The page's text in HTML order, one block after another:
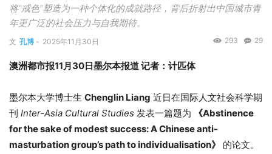
将“戒色”塑造为一种个体化的成就路径，背后折射出中国城市青
年更广泛的社会压力与自我期待。
文 孔博 - 2025年11月30日 29
293
澳洲都市报11月30日墨尔本报道 记者：计匹体
墨尔本大学博士生 Chenglin Liang 近日在国际人文社会科学期
刊 Inter-Asia Cultural Studies 发表一篇题为
《Abstinence
for the sake of modest success: A Chinese anti-
masturbation group’s path to individualisation》
的论文。